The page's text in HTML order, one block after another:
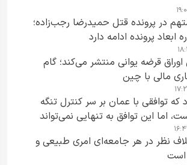
۴ متهم در پرونده قتل حمیدرضا رجب‌زاده؛
ابعاد پرونده ادامه دارد
قرضه یوانی منتشر می‌کند؛ گام
مالی با چین
که توافقی با عمان بر سر کنترل تنگه
اما این توافق به تنهایی نمی‌تواند
نظر در هر جامعه‌ای امری طبیعی و
است